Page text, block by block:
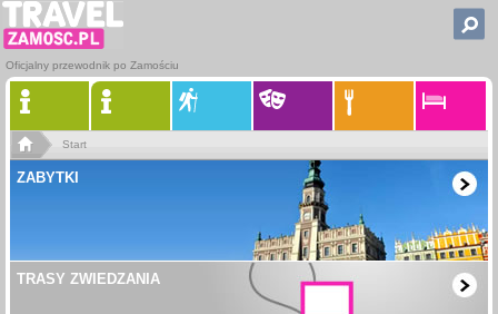
Oficjalny przewodnik po Zamościu
Start
ZABYTKI
TRASY ZWIEDZANIA